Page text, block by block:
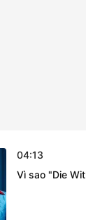
04:13
Vì sao "Die